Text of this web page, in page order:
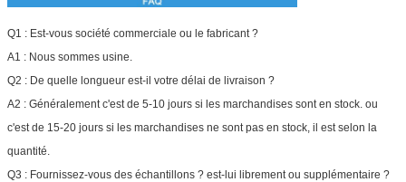
Q1 : Est-vous société commerciale ou le fabricant ?
A1 : Nous sommes usine.
Q2 : De quelle longueur est-il votre délai de livraison ?
A2 : Généralement c'est de 5-10 jours si les marchandises sont en stock. ou
c'est de 15-20 jours si les marchandises ne sont pas en stock, il est selon la
quantité.
Q3 : Fournissez-vous des échantillons ? est-lui librement ou supplémentaire ?